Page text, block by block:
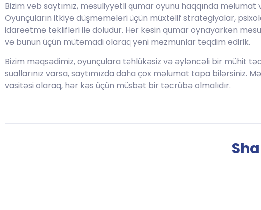
Bizim veb saytımız, məsuliyyətli qumar oyunu haqqında
Oyunçuların itkiyə düşməmələri üçün müxtəlif strategiyalar,
idarəetmə təklifləri ilə doludur. Hər kəsin qumar oynayarkən
və bunun üçün mütəmadi olaraq yeni məzmunlar təqdim edirik.
Bizim məqsədimiz, oyunçulara təhlükəsiz və əyləncəli bir mühit
suallarınız varsa, saytımızda daha çox məlumat tapa bilərsiniz.
vasitəsi olaraq, hər kəs üçün müsbət bir təcrübə olmalıdır.